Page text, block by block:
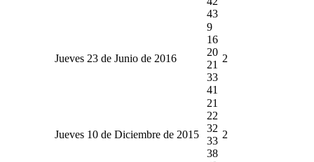
43
Jueves 23 de Junio de 2016
9
16
20
21
33
41
2
Jueves 10 de Diciembre de 2015
21
22
32
33
38
2